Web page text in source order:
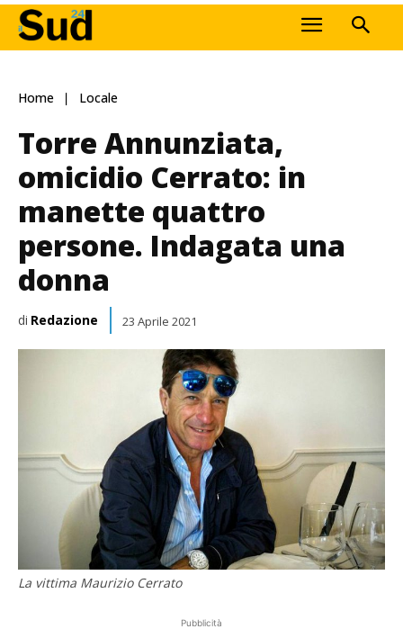
Home Locale
Torre Annunziata,
omicidio Cerrato: in
manette quattro
persone. Indagata una
donna
di Redazione 23 Aprile 2021
La vittima Maurizio Cerrato
Pubblicità